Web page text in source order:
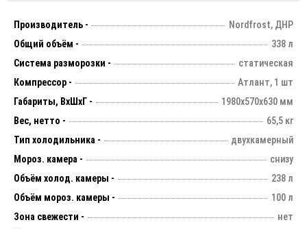
Производитель -
Nordfrost, ДНР
Общий объём -
338 л
Система разморозки -
статическая
Компрессор -
Атлант, 1 шт
Габариты, ВхШхГ -
1980х570х630 мм
Вес, нетто -
65,5 кг
Тип холодильника -
двухкамерный
Мороз. камера -
снизу
Объём холод. камеры -
238 л
Объём мороз. камеры -
100 л
Зона свежести -
нет